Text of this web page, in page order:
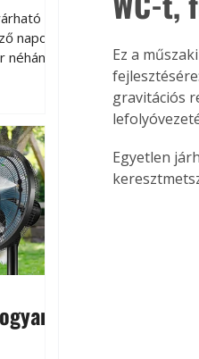
napon
a
és a
is
káros
Ez a
gravitációs
Egyetlen